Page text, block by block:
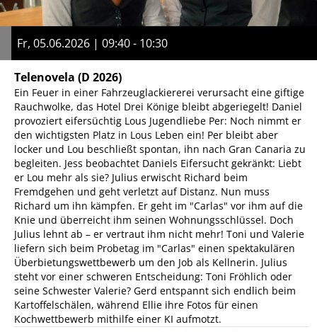
Fr, 05.06.2026 | 09:40 - 10:30
Telenovela (D 2026)
Ein Feuer in einer Fahrzeuglackiererei verursacht eine giftige
Rauchwolke, das Hotel Drei Könige bleibt abgeriegelt! Daniel
provoziert eifersüchtig Lous Jugendliebe Per: Noch nimmt er
den wichtigsten Platz in Lous Leben ein! Per bleibt aber
locker und Lou beschließt spontan, ihn nach Gran Canaria zu
begleiten. Jess beobachtet Daniels Eifersucht gekränkt: Liebt
er Lou mehr als sie? Julius erwischt Richard beim
Fremdgehen und geht verletzt auf Distanz. Nun muss
Richard um ihn kämpfen. Er geht im "Carlas" vor ihm auf die
Knie und überreicht ihm seinen Wohnungsschlüssel. Doch
Julius lehnt ab – er vertraut ihm nicht mehr! Toni und Valerie
liefern sich beim Probetag im "Carlas" einen spektakulären
Überbietungswettbewerb um den Job als Kellnerin. Julius
steht vor einer schweren Entscheidung: Toni Fröhlich oder
seine Schwester Valerie? Gerd entspannt sich endlich beim
Kartoffelschälen, während Ellie ihre Fotos für einen
Kochwettbewerb mithilfe einer KI aufmotzt.